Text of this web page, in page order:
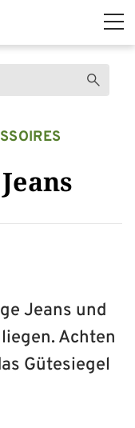
Suchen
teilen
Jeans und
Achten
Gütesiegel